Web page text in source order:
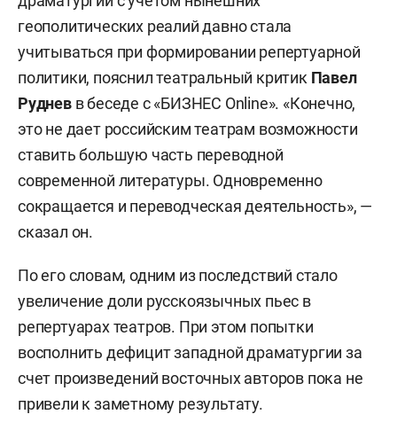
геополитических реалий давно стала
учитываться при формировании репертуарной
политики, пояснил театральный критик Павел
Руднев в беседе с «БИЗНЕС Online». «Конечно,
это не дает российским театрам возможности
ставить большую часть переводной
современной литературы. Одновременно
сокращается и переводческая деятельность», —
сказал он.
По его словам, одним из последствий стало
увеличение доли русскоязычных пьес в
репертуарах театров. При этом попытки
восполнить дефицит западной драматургии за
счет произведений восточных авторов пока не
привели к заметному результату.